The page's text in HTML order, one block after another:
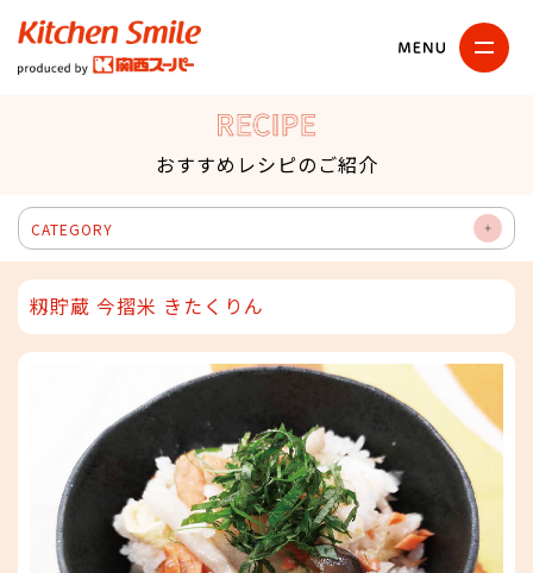
キッチンスマイル
おすすめレシピのご紹介
CATEGORY
OP
EN
籾貯蔵 今摺米 きたくりん